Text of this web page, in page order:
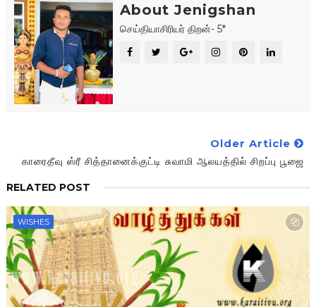
About Jenigshan
செய்தியாசிரியர் திறன்- 5*
Older Article
காரைதீவு ஸ்ரீ சித்தானைக்குட்டி சுவாமி ஆலயத்தில் சிறப்பு பூஜை
RELATED POST
WISHES